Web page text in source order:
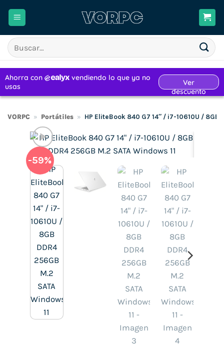
Buscar
por:
VORPC » Portátiles » HP EliteBook 840 G7 14″ / i7-10610U / 8GB
-59%